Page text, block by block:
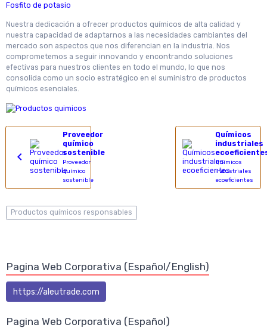
Fosfito de potasio
Nuestra dedicación a ofrecer productos químicos de alta calidad y
nuestra capacidad de adaptarnos a las necesidades cambiantes del
mercado son aspectos que nos diferencian en la industria. Nos
comprometemos a seguir innovando y encontrando soluciones
efectivas para nuestros clientes en todo el mundo, lo que nos
consolida como un socio estratégico en el suministro de productos
químicos esenciales.
Proveedor
químico
sostenible
Proveedor
químico
sostenible
Químicos
industriales
Químicos
industriales
ecoeficientes
Productos químicos responsables
Pagina Web Corporativa (Español/English)
https://aleutrade.com
Pagina Web Corporativa (Español)